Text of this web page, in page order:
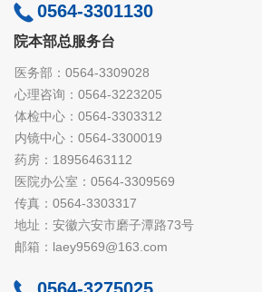
0564-3301130
院本部总服务台
医务部：0564-3309028
心理咨询：0564-3223205
体检中心：0564-3303312
内镜中心：0564-3300019
药房：18956463112
医院办公室：0564-3309569
传真：0564-3303317
地址：安徽六安市磨子潭路73号
邮箱：laey9569@163.com